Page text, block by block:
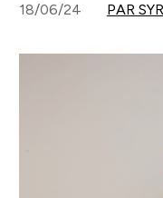
18/06/24 PAR